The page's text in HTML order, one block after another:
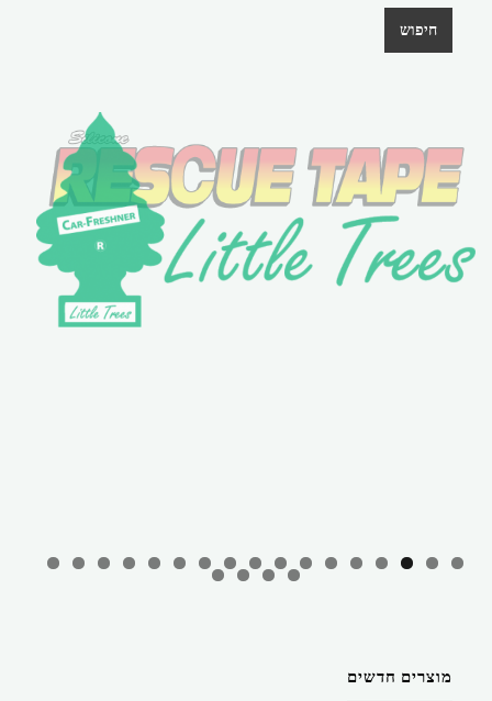
חיפוש
מוצרים חדשים